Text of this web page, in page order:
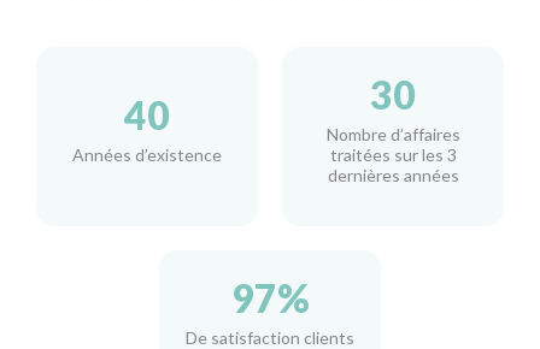
40
Années d’existence
30
Nombre d’affaires
traitées sur les 3
dernières années
97%
De satisfaction clients